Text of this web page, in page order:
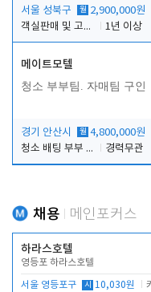
서울 성북구 월 2,900,000원
객실판매 및 고객응대
1년 이상
메이트모텔
청소 부부팀. 자매팀 구인
경기 안산시 월 4,800,000원
청소 배팅 부부 구합니다
경력무관
채용 메인포커스
하라스호텔
영등포 하라스호텔
서울 영등포구 시 10,030원